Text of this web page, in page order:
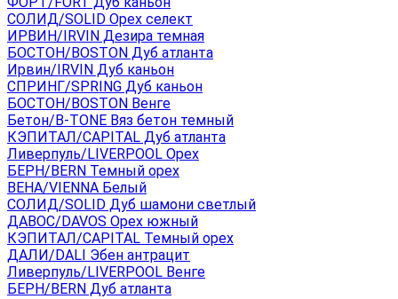
СОЛИД/SOLID Орех селект
ИРВИН/IRVIN Дезира темная
БОСТОН/BOSTON Дуб атланта
Ирвин/IRVIN Дуб каньон
СПРИНГ/SPRING Дуб каньон
БОСТОН/BOSTON Венге
Бетон/B-TONE Вяз бетон темный
КЭПИТАЛ/CAPITAL Дуб атланта
Ливерпуль/LIVERPOOL Орех
БЕРН/BERN Темный орех
ВЕНА/VIENNA Белый
СОЛИД/SOLID Дуб шамони светлый
ДАВОС/DAVOS Орех южный
КЭПИТАЛ/CAPITAL Темный орех
ДАЛИ/DALI Эбен антрацит
Ливерпуль/LIVERPOOL Венге
БЕРН/BERN Дуб атланта